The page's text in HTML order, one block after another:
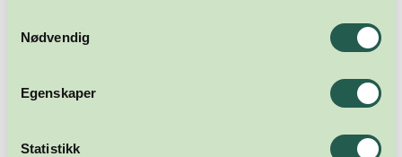
Nødvendig
Egenskaper
Statistikk